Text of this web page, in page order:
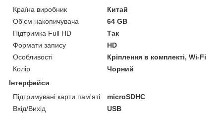
Країна виробник
Китай
Об'єм накопичувача
64 GB
Підтримка Full HD
Так
Формати запису
HD
Особливості
Кріплення в комплекті, Wi-Fi
Колір
Чорний
Інтерфейси
Підтримувані карти пам'яті
microSDHC
Вхід/Вихід
USB